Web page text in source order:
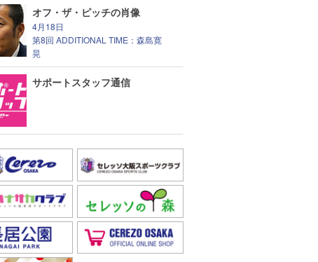
オフ・ザ・ピッチの肖像
4月18日
第8回 ADDITIONAL TIME：森島寛
晃
サポートスタッフ通信